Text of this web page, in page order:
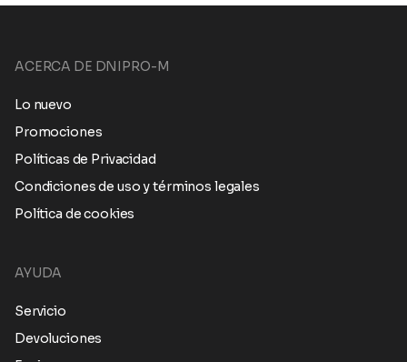
ACERCA DE DNIPRO-M
Lo nuevo
Promociones
Políticas de Privacidad
Condiciones de uso y términos legales
Política de cookies
AYUDA
Servicio
Devoluciones